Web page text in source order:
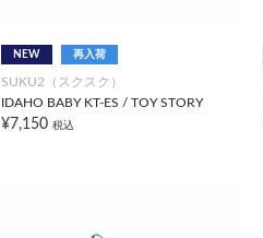
NEW 再入荷
SUKU2（スクスク）
IDAHO BABY KT-ES / TOY STORY
¥7,150 税込